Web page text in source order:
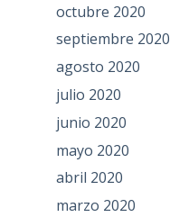
octubre 2020
septiembre 2020
agosto 2020
julio 2020
junio 2020
mayo 2020
abril 2020
marzo 2020